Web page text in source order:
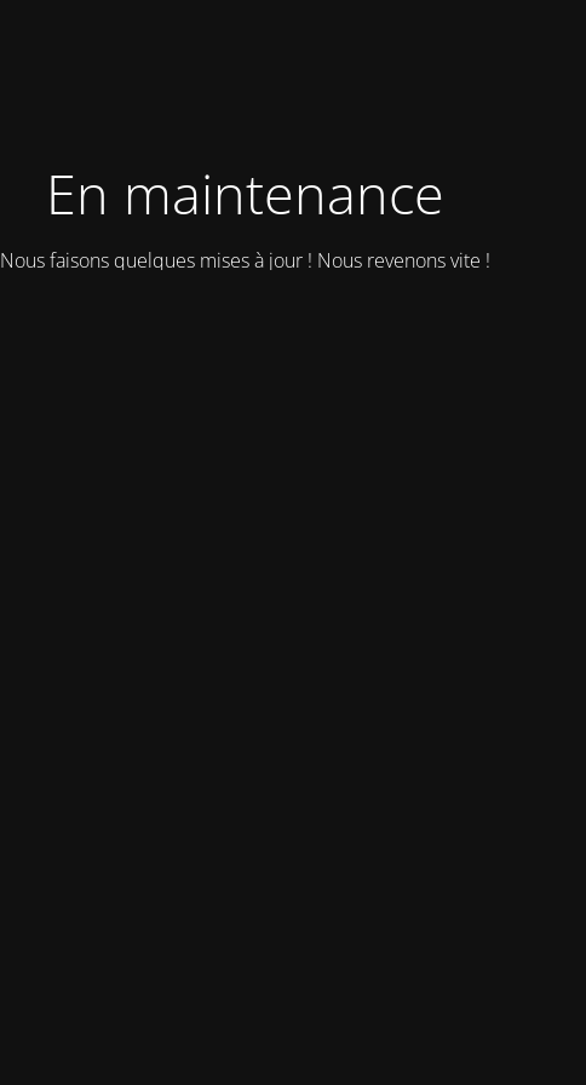
En maintenance
Nous faisons quelques mises à jour ! Nous revenons vite !